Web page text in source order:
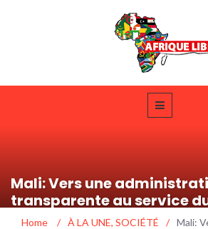
Mali: Vers une
transparente au service
le Président Assimi Goïta
Home / À LA UNE, SOCIÉTÉ / Mali: